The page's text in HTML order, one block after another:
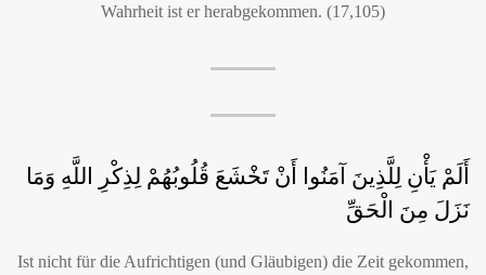
Wahrheit ist er herabgekommen. (17,105)
أَلَمْ يَأْنِ لِلَّذِينَ آمَنُوا أَنْ تَخْشَعَ قُلُوبُهُمْ لِذِكْرِ اللَّهِ وَمَا
نَزَلَ مِنَ الْحَقِّ
Ist nicht für die Aufrichtigen (und Gläubigen) die Zeit gekommen,